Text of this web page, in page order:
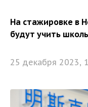
На стажировке в
будут учить
25 декабря 2023,